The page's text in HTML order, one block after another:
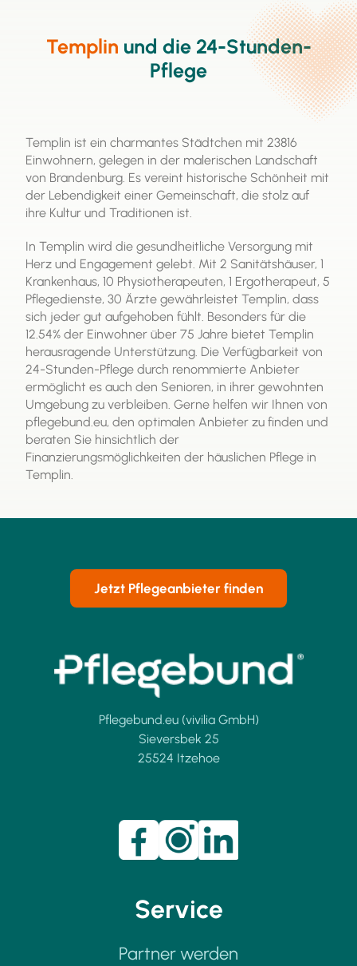
professioneller Pflegekräfte genutzt werden. Es ist
eine wichtige Ressource, um die häusliche Pflege zu
ermöglichen und die Lebensqualität von
Pflegebedürftigen zu verbessern.
Templin und die 24-Stunden-
Pflege
Templin ist ein charmantes Städtchen mit 23816
Einwohnern, gelegen in der malerischen Landschaft
von Brandenburg. Es vereint historische Schönheit mit
der Lebendigkeit einer Gemeinschaft, die stolz auf
ihre Kultur und Traditionen ist.
In Templin wird die gesundheitliche Versorgung mit
Herz und Engagement gelebt. Mit 2 Sanitätshäuser, 1
Krankenhaus, 10 Physiotherapeuten, 1 Ergotherapeut, 5
Pflegedienste, 30 Ärzte gewährleistet Templin, dass
sich jeder gut aufgehoben fühlt. Besonders für die
12.54% der Einwohner über 75 Jahre bietet Templin
herausragende Unterstützung. Die Verfügbarkeit von
24-Stunden-Pflege durch renommierte Anbieter
ermöglicht es auch den Senioren, in ihrer gewohnten
Umgebung zu verbleiben. Gerne helfen wir Ihnen von
pflegebund.eu, den optimalen Anbieter zu finden und
beraten Sie hinsichtlich der
Finanzierungsmöglichkeiten der häuslichen Pflege in
Templin.
Jetzt Pflegeanbieter finden
Pflegebund.eu (vivilia GmbH)
Sieversbek 25
25524 Itzehoe
Service
Partner werden